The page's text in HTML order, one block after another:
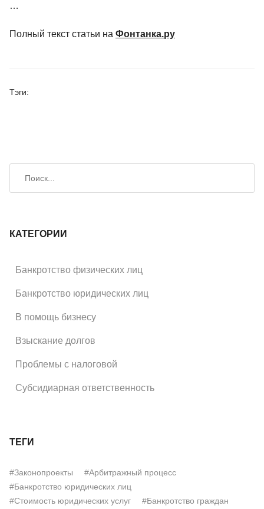
…
Полный текст статьи на Фонтанка.ру
Тэги:
КАТЕГОРИИ
Банкротство физических лиц
Банкротство юридических лиц
В помощь бизнесу
Взыскание долгов
Проблемы с налоговой
Субсидиарная ответственность
ТЕГИ
#Законопроекты
#Арбитражный процесс
#Банкротство юридических лиц
#Стоимость юридических услуг
#Банкротство граждан